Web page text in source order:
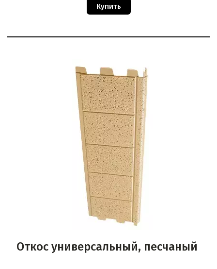
Купить
Откос универсальный, песчаный